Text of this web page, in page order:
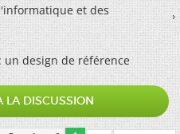
et des
un design de référence
LA DISCUSSION